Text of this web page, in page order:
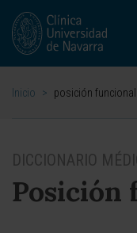
Inicio > posición funcional
DICCIONARIO
Posición